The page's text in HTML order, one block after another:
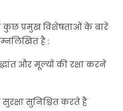
कुछ प्रमुख विशेषताओं के बारे
है :
और मूल्यों की रक्षा करने
सुनिश्चित करते हैं